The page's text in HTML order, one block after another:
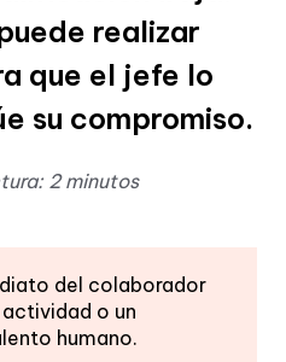
realizar
que el jefe lo
su compromiso.
2 minutos
del colaborador
o un
humano.